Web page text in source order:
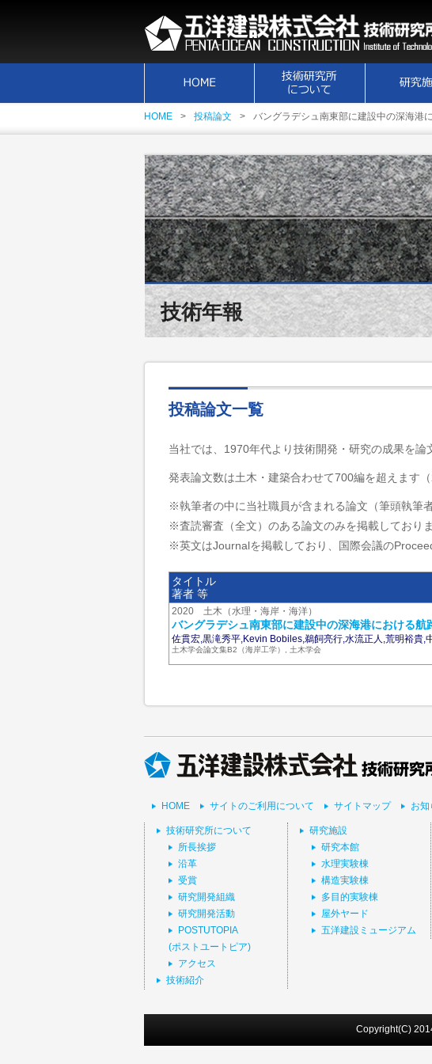
HOME 投稿論文 バングラデシュ南東部に建設中の深海港
技術年報
投稿論文一覧
当社では、1970年代より技術開発・研究の成果を論
発表論文数は土木・建築合わせて700編を超えます（
※執筆者の中に当社職員が含まれる論文（筆頭執筆
※査読審査（全文）のある論文のみを掲載しておりま
※英文はJournalを掲載しており、国際会議の
タイトル
著者 等
2020 土木（水理・海岸・海洋）
バングラデシュ南東部に建設中の深海港における航
佐貫宏,黒滝秀平,Kevin Bobiles,鵜飼亮行,水流正人,荒明裕貴,
土木学会論文集B2（海岸工学）, 土木学会
HOME サイトのご利用について サイトマップ お知
技術研究所について
所長挨拶
沿革
受賞
研究開発組織
研究開発活動
POSTUTOPIA
(ポストユートピア)
アクセス
技術紹介
研究施設
研究本館
水理実験棟
構造実験棟
多目的実験棟
屋外ヤード
五洋建設ミュージアム
Copyright(C)